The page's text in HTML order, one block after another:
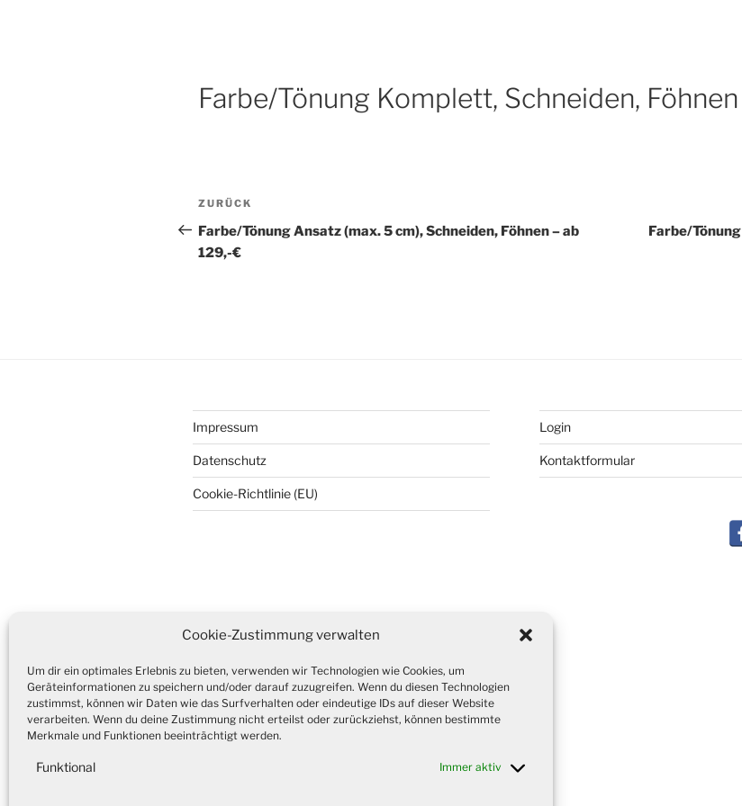
Cookie-Zustimmung verwalten
Um dir ein optimales Erlebnis zu bieten, verwenden wir Technologien wie Cookies, um
Geräteinformationen zu speichern und/oder darauf zuzugreifen. Wenn du diesen Technologien
zustimmst, können wir Daten wie das Surfverhalten oder eindeutige IDs auf dieser Website
verarbeiten. Wenn du deine Zustimmung nicht erteilst oder zurückziehst, können bestimmte
Merkmale und Funktionen beeinträchtigt werden.
Funktional Immer aktiv
Farbe/Tönung Komplett, Schneiden, Föhnen
Beitragsnavigation
Vorheriger
Beitrag
ZURÜCK
Farbe/Tönung Ansatz (max. 5 cm), Schneiden, Föhnen – ab
129,-€
Farbe/
Impressum
Datenschutz
Cookie-Richtlinie (EU)
Login
Kontaktformular
Webdesign by Dives Consulting
Webdesign by Dives Consulting
Datenschutzerklärung